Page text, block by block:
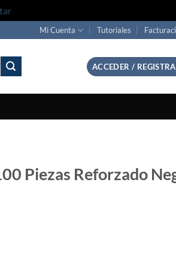
Mi Cuenta Tutoriales
ACCEDER /
Piezas Reforzado